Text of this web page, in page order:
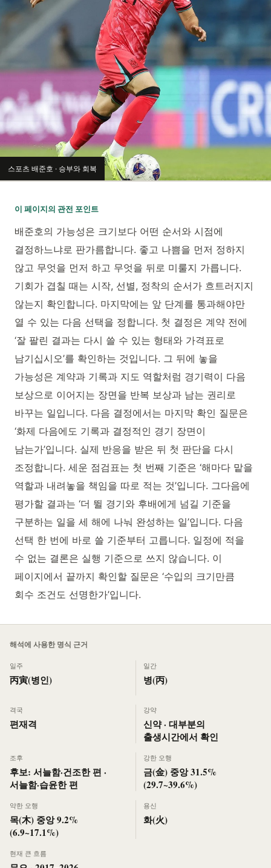
스포츠 배준호 · 승부와 회복
이 페이지의 관전 포인트
배준호의 가능성은 크기보다 어떤 순서와 시점에
결정하느냐로 판가름합니다. 좋고 나쁨을 먼저 정하지
않고 무엇을 먼저 하고 무엇을 뒤로 미룰지 가릅니다.
기회가 겹칠 때는 시작, 선별, 정착의 순서가 흐트러지지
않는지 확인합니다. 마지막에는 앞 단계를 통과해야만
열 수 있는 다음 선택을 정합니다. 첫 결정은 계약 전에
‘잘 팔린 결과는 다시 쓸 수 있는 형태와 가격표로
남기십시오’를 확인하는 것입니다. 그 뒤에 놓을
가능성은 계약과 기록과 지도 역할처럼 경기력이 다음
보상으로 이어지는 장면을 반복 보상과 남는 권리로
바꾸는 일입니다. 다음 결정에서는 마지막 확인 질문은
‘화제 다음에도 기록과 결정적인 경기 장면이
남는가’입니다. 실제 반응을 받은 뒤 첫 판단을 다시
조정합니다. 세운 점검표는 첫 번째 기준은 ‘해마다 맡을
역할과 내려놓을 책임을 따로 적는 것’입니다. 그다음에
평가할 결과는 ‘더 뛸 경기와 후배에게 넘길 기준을
구분하는 일을 세 해에 나눠 완성하는 일’입니다. 다음
선택 한 번에 바로 쓸 기준부터 고릅니다. 일정에 적을
수 없는 결론은 실행 기준으로 쓰지 않습니다. 이
페이지에서 끝까지 확인할 질문은 ‘수입의 크기만큼
회수 조건도 선명한가’입니다.
해석에 사용한 명식 근거
일주
丙寅(병인)
일간
병(丙)
격국
편재격
강약
신약 · 대부분의
출생시간에서 확인
조후
후보: 서늘함·건조한 편 ·
서늘함·습윤한 편
강한 오행
금(金) 중앙 31.5%
(29.7~39.6%)
약한 오행
목(木) 중앙 9.2%
(6.9~17.1%)
용신
화(火)
현재 큰 흐름